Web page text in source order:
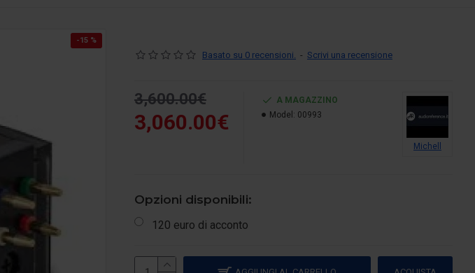
-15 %
Basato su 0 recensioni. - Scrivi una recensione
3,060.00€
3,600.00€
A MAGAZZINO
Model: 00993
Michell
Opzioni disponibili:
120 euro di acconto